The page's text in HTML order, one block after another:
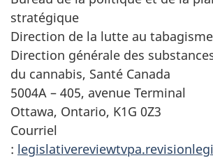
stratégique
Direction de la lutte au tabagisme
Direction générale des
du cannabis, Santé Canada
5004A – 405, avenue Terminal
Ottawa, Ontario, K1G 0Z3
Courriel
: